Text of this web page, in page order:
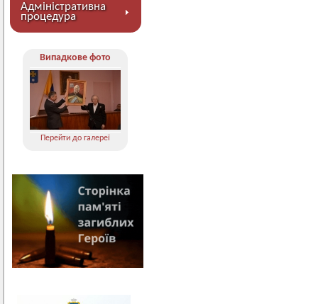
Адміністративна
процедура
Випадкове фото
Перейти до галереї